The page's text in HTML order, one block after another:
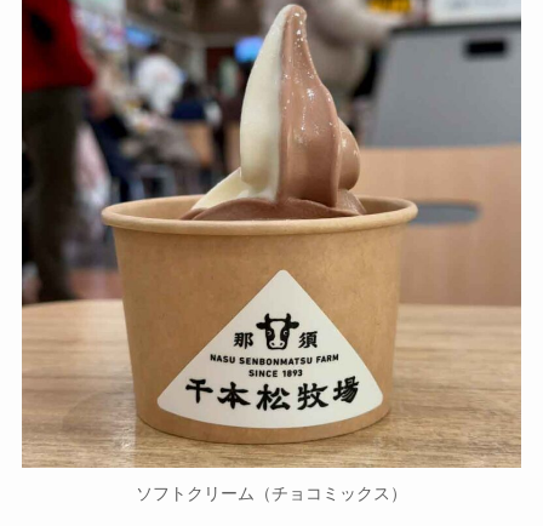
ソフトクリーム（チョコミックス）